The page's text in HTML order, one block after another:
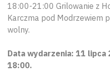
18:00-21:00 Grilowanie z
Karczma pod Modrzewiem
wolny.
Data wydarzenia: 11
18:00.